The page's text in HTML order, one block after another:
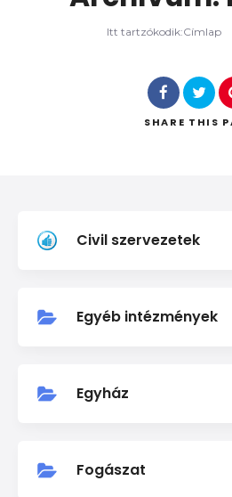
Keresés
Itt tartzókodik:Címlap
SHARE THIS
Civil szervezetek
Egyéb intézmények
Egyház
Fogászat